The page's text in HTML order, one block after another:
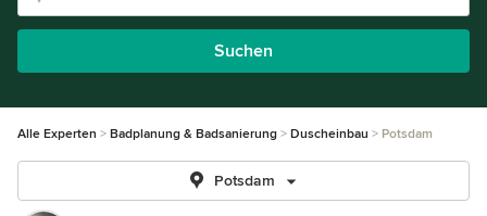
Suchen
Alle Experten Badplanung & Badsanierung Duscheinbau Potsdam
Potsdam